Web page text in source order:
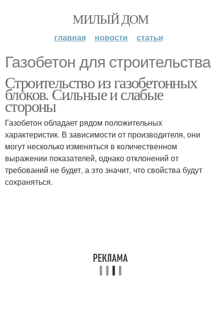
МИЛЫЙ ДОМ
главная новости статьи
Газобетон для строительства
Строительство из газобетонных
блоков. Сильные и слабые
стороны
Газобетон обладает рядом положительных
характеристик. В зависимости от производителя, они
могут несколько изменяться в количественном
выражении показателей, однако отклонений от
требований не будет, а это значит, что свойства будут
сохраняться.